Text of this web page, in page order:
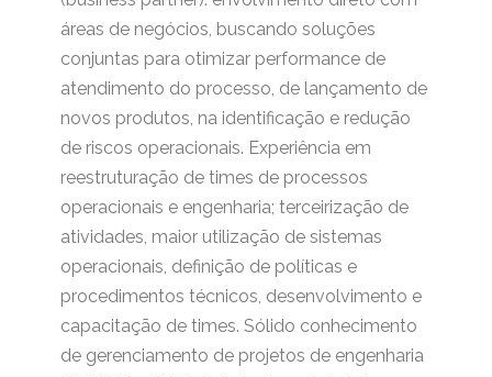
áreas de negócios, buscando soluções
conjuntas para otimizar performance de
atendimento do processo, de lançamento de
novos produtos, na identificação e redução
de riscos operacionais. Experiência em
reestruturação de times de processos
operacionais e engenharia; terceirização de
atividades, maior utilização de sistemas
operacionais, definição de políticas e
procedimentos técnicos, desenvolvimento e
capacitação de times. Sólido conhecimento
de gerenciamento de projetos de engenharia